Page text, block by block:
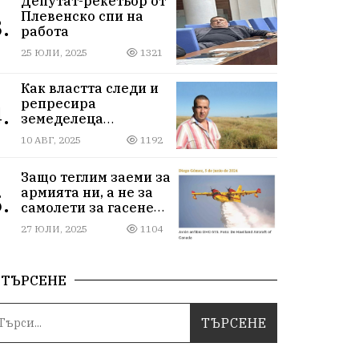
Плевенско спи на
работа
25 ЮЛИ, 2025 1321
Как властта следи и
репресира
земеделеца
Илчовски
10 АВГ, 2025 1192
Защо теглим заеми за
армията ни, а не за
самолети за гасене
на пожари
27 ЮЛИ, 2025 1104
ТЪРСЕНЕ